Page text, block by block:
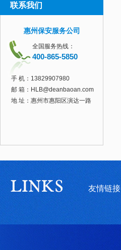
联系我们
惠州保安服务公司
全国服务热线：
400-865-5850
手 机： 13829907980
邮 箱： HLB@deanbaoan.com
地 址：惠州市惠阳区演达一路
友情链接